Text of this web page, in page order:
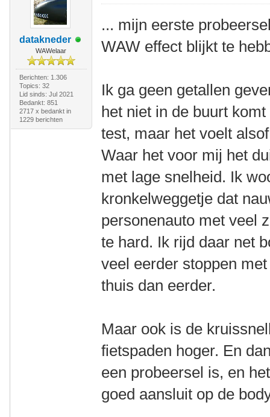
datakneder
WAWelaar
Berichten: 1.306
Topics: 32
Lid sinds: Jul 2021
Bedankt: 851
2717 x bedankt in
1229 berichten
... mijn eerste
WAW effect blijkt te
Ik ga geen getallen
het niet in de buurt
test, maar het voelt
Waar het voor mij het
met lage snelheid. Ik
kronkelweggetje dat
personenauto met veel
te hard. Ik rijd daar net
veel eerder stoppen
thuis dan eerder.
Maar ook is de
fietspaden hoger. En
een probeersel is, en
goed aansluit op de